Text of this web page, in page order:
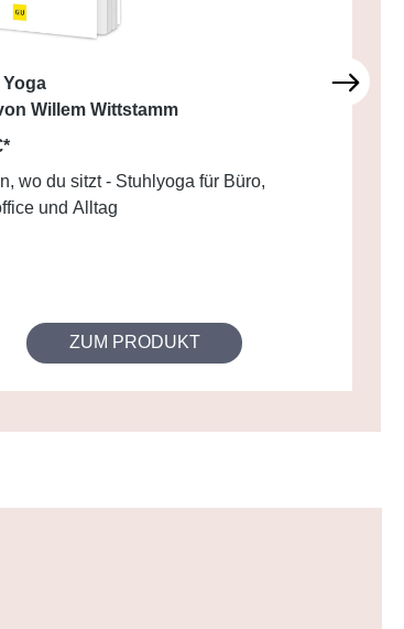
Willem Wittstamm
wo du sitzt - Stuhlyoga für Büro,
und Alltag
ZUM PRODUKT